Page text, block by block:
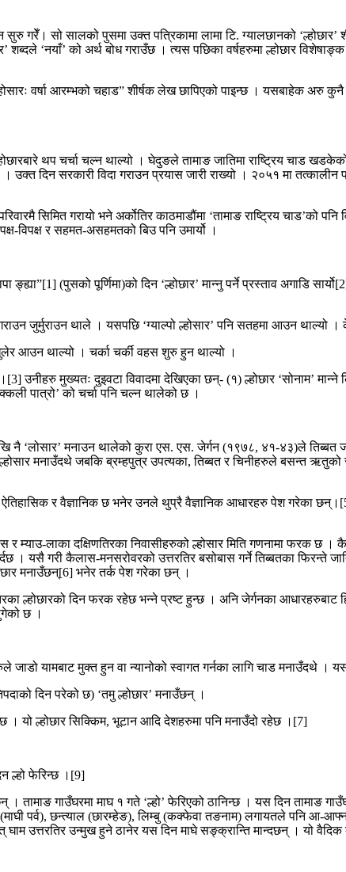
गरेँ। सो सालको पुसमा उक्त पत्रिकामा लामा टि. ग्यालछानको
‘नयाँ’ को अर्थ बोध गराउँछ । त्यस पछिका वर्षहरुमा ल्होछार
वर्षा आरम्भको चहाड” शीर्षक लेख छापिएको पाइन्छ । यसबाहेक अरु
थप चर्चा चल्न थाल्यो । घेदुङले तामाङ जातिमा राष्ट्रिय चाड
दिन सरकारी विदा गराउन प्रयास जारी राख्यो । २०५१ मा तत्कालीन
सिमित गरायो भने अर्कोतिर काठमाडौंमा ‘तामाङ राष्ट्रिय चाड’को
विपक्ष र सहमत-असहमतको बिउ पनि उमार्यो ।
ङ्ह्या”[1] (पुसको पूर्णिमा)को दिन ‘ल्होछार’ मान्नु पर्ने प्रस्ताव अगाडि
गराउन जुर्मुराउन थाले । यसपछि ‘ग्याल्पो ल्होसार’ पनि सतहमा आउन
आउन थाल्यो । चर्का चर्की वहस शुरु हुन थाल्यो ।
मुख्यतः दुइवटा विवादमा देखिएका छन्- (१) ल्होछार ‘सोनाम’ मान्ने
पात्रो’ को चर्चा पनि चल्न थालेको छ ।
नै ‘लोसार’ मनाउन थालेको कुरा एस. एस. जेर्गन (१९७८, ४१-४३)ले
मनाउँदथे जबकि ब्रम्हपुत्र उपत्यका, तिब्बत र चिनीहरुले बसन्त ऋतुको
र वैज्ञानिक छ भनेर उनले थुप्रै वैज्ञानिक आधारहरु पेश गरेका
म्याउ-लाका दक्षिणतिरका निवासीहरुको ल्होसार मिति गणनामा फरक छ
। यसै गरी कैलास-मनसरोवरको उत्तरतिर बसोबास गर्ने तिब्बतका फिरन्ते
मनाउँछन्[6] भनेर तर्क पेश गरेका छन् ।
ल्होछारको दिन फरक रहेछ भन्ने प्रष्ट हुन्छ । अनि जेर्गनका आधारहरुबाट
छ ।
जाडो यामबाट मुक्त हुन वा न्यानोको स्वागत गर्नका लागि चाड मनाउँदथे
दिन परेको छ) ‘तमु ल्होछार’ मनाउँछन् ।
। यो ल्होछार सिक्किम, भूटान आदि देशहरुमा पनि मनाउँदो रहेछ ।[7]
ल्हो फेरिन्छ ।[9]
तामाङ गाउँघरमा माघ १ गते ‘ल्हो’ फेरिएको ठानिन्छ । यस दिन तामाङ
पर्व), छन्त्याल (छारम्हेङ), लिम्बु (कक्फेवा तङनाम) लगायतले पनि आ-
घाम उत्तरतिर उन्मुख हुने ठानेर यस दिन माघे सङ्क्रान्ति मान्दछन् । यो